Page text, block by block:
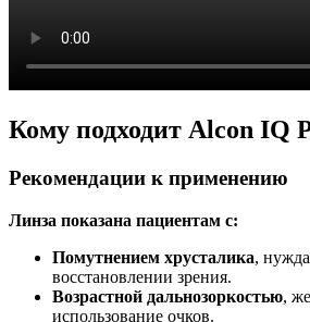
Кому подходит Alcon IQ
Рекомендации к применению
Линза показана пациентам с:
Помутнением хрусталика,
восстановлении зрения.
Возрастной дальнозоркостью,
использование очков.